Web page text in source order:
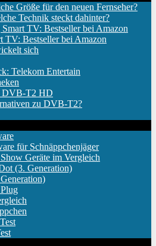
Größe für den neuen Fernseher?
Technik steckt dahinter?
Smart TV: Bestseller bei Amazon
TV: Bestseller bei Amazon
sich
Telekom Entertain
DVB-T2 HD
zu DVB-T2?
für Schnäppchenjäger
Geräte im Vergleich
(3. Generation)